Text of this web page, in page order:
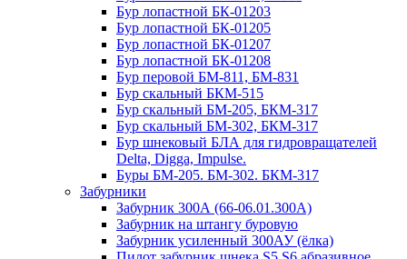
Бур лопастной БК-01203
Бур лопастной БК-01205
Бур лопастной БК-01207
Бур лопастной БК-01208
Бур перовой БМ-811, БМ-831
Бур скальный БКМ-515
Бур скальный БМ-205, БКМ-317
Бур скальный БМ-302, БКМ-317
Бур шнековый БЛА для гидровращателей
Delta, Digga, Impulse.
Буры БМ-205. БМ-302. БКМ-317
Забурники
Забурник 300А (66-06.01.300А)
Забурник на штангу буровую
Забурник усиленный 300АУ (ёлка)